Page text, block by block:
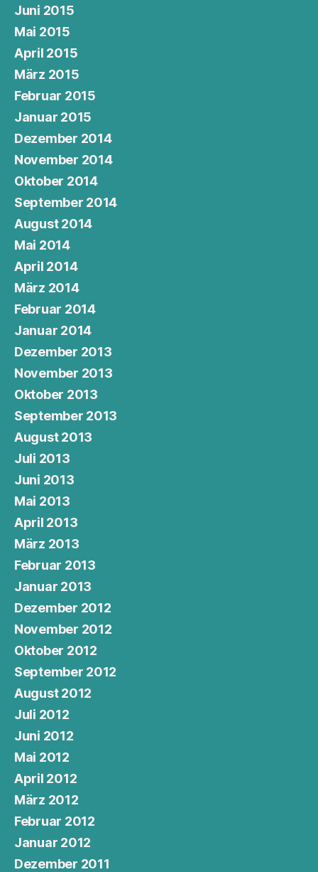
Juni 2015
Mai 2015
April 2015
März 2015
Februar 2015
Januar 2015
Dezember 2014
November 2014
Oktober 2014
September 2014
August 2014
Mai 2014
April 2014
März 2014
Februar 2014
Januar 2014
Dezember 2013
November 2013
Oktober 2013
September 2013
August 2013
Juli 2013
Juni 2013
Mai 2013
April 2013
März 2013
Februar 2013
Januar 2013
Dezember 2012
November 2012
Oktober 2012
September 2012
August 2012
Juli 2012
Juni 2012
Mai 2012
April 2012
März 2012
Februar 2012
Januar 2012
Dezember 2011